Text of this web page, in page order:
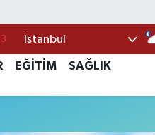
İstanbul
EĞİTİM
SAĞLIK